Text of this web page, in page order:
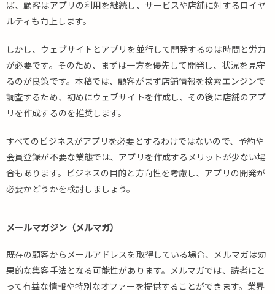
ば、顧客はアプリの利用を継続し、サービスや店舗に対するロイヤ
ルティも向上します。
しかし、ウェブサイトとアプリを並行して開発するのは時間と労力
が必要です。そのため、まずは一方を優先して開発し、状況を見守
るのが良策です。本稿では、顧客がまず店舗情報を検索エンジンで
調査するため、初めにウェブサイトを作成し、その後に店舗のアプ
リを作成するのを推奨します。
すべてのビジネスがアプリを必要とするわけではないので、予約や
会員登録が不要な業態では、アプリを作成するメリットが少ない場
合もあります。ビジネスの目的と方向性を考慮し、アプリの開発が
必要かどうかを検討しましょう。
メールマガジン（メルマガ）
既存の顧客からメールアドレスを取得している場合、メルマガは効
果的な集客手法となる可能性があります。メルマガでは、読者にと
って有益な情報や特別なオファーを提供することができます。業界